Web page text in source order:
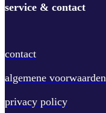
service & contact
contact
algemene voorwaarden
privacy policy